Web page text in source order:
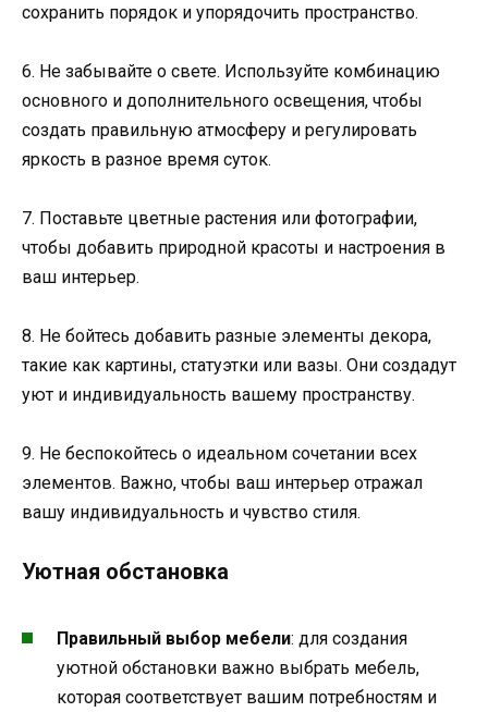
сохранить порядок и упорядочить пространство.
6. Не забывайте о свете. Используйте комбинацию
основного и дополнительного освещения, чтобы
создать правильную атмосферу и регулировать
яркость в разное время суток.
7. Поставьте цветные растения или фотографии,
чтобы добавить природной красоты и настроения в
ваш интерьер.
8. Не бойтесь добавить разные элементы декора,
такие как картины, статуэтки или вазы. Они создадут
уют и индивидуальность вашему пространству.
9. Не беспокойтесь о идеальном сочетании всех
элементов. Важно, чтобы ваш интерьер отражал
вашу индивидуальность и чувство стиля.
Уютная обстановка
Правильный выбор мебели: для создания
уютной обстановки важно выбрать мебель,
которая соответствует вашим потребностям и